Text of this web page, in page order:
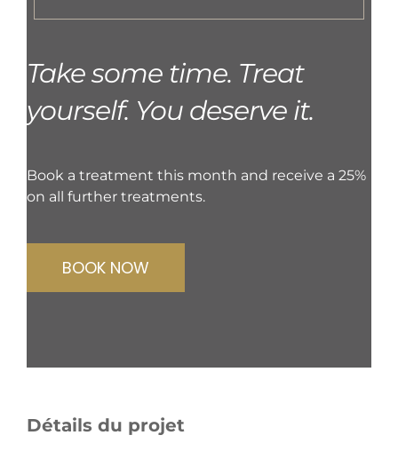
Take some time. Treat
yourself. You deserve it.
Book a treatment this month and receive a 25%
on all further treatments.
BOOK NOW
Détails du projet